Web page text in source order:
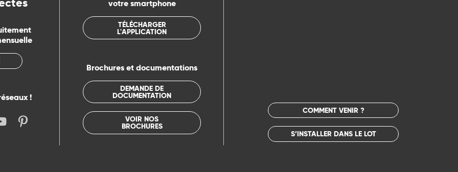
!
votre smartphone
TÉLÉCHARGER
L'APPLICATION
Brochures et documentations
DEMANDE DE
DOCUMENTATION
VOIR NOS
BROCHURES
COMMENT VENIR ?
S’INSTALLER DANS LE LOT